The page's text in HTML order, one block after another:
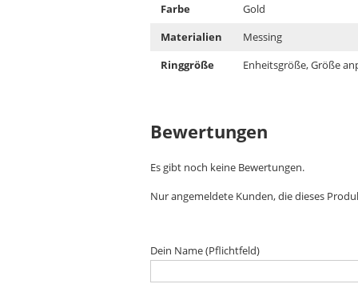
Farbe
Gold
Materialien
Messing
Ringgröße
Enheitsgröße, Größe
Bewertungen
Es gibt noch keine Bewertungen.
Nur angemeldete Kunden, die dieses
Dein Name (Pflichtfeld)